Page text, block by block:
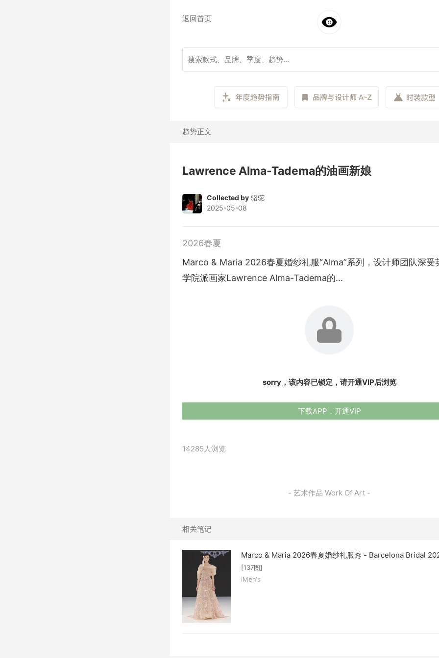
返回首页
趋势正文
Lawrence Alma-Tadema的油画新娘
Collected by 骆驼
2025-05-08
2026春夏
Marco & Maria 2026春夏婚纱礼服“Alma”系列，设计师团队深受
学院派画家Lawrence Alma-Tadema的...
sorry，该内容已锁定，请开通VIP后浏览
下载APP，开通VIP
14285人浏览
- 艺术作品 Work Of Art -
相关笔记
Marco & Maria 2026春夏婚纱礼服秀 - Barcelona Bridal
[137图]
iMen‘s